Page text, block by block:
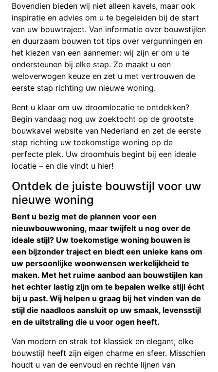
Bovendien bieden wij niet alleen kavels, maar ook
inspiratie en advies om u te begeleiden bij de start
van uw bouwtraject. Van informatie over bouwstijlen
en duurzaam bouwen tot tips over vergunningen en
het kiezen van een aannemer: wij zijn er om u te
ondersteunen bij elke stap. Zo maakt u een
weloverwogen keuze en zet u met vertrouwen de
eerste stap richting uw nieuwe woning.
Bent u klaar om uw droomlocatie te ontdekken?
Begin vandaag nog uw zoektocht op de grootste
bouwkavel website van Nederland en zet de eerste
stap richting uw toekomstige woning op de
perfecte plek. Uw droomhuis begint bij een ideale
locatie – en die vindt u hier!
Ontdek de juiste bouwstijl voor uw
nieuwe woning
Bent u bezig met de plannen voor een
nieuwbouwwoning, maar twijfelt u nog over de
ideale stijl? Uw toekomstige woning bouwen is
een bijzonder traject en biedt een unieke kans om
uw persoonlijke woonwensen werkelijkheid te
maken. Met het ruime aanbod aan bouwstijlen kan
het echter lastig zijn om te bepalen welke stijl écht
bij u past. Wij helpen u graag bij het vinden van de
stijl die naadloos aansluit op uw smaak, levensstijl
en de uitstraling die u voor ogen heeft.
Van modern en strak tot klassiek en elegant, elke
bouwstijl heeft zijn eigen charme en sfeer. Misschien
houdt u van de eenvoud en rechte lijnen van